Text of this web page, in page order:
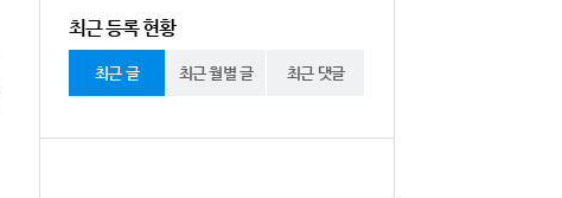
최근 등록 현황
최근 글 최근 월별 글 최근 댓글